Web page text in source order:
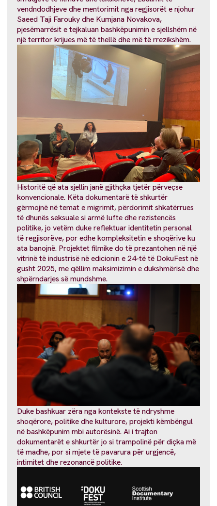
vendndodhjeve dhe mentorimit nga regjisorët e njohur
Saeed Taji Farouky dhe Kumjana Novakova,
pjesëmarrësit e tejkaluan bashkëpunimin e sjellshëm në
një territor krijues më të thellë dhe më të rrezikshëm.
Historitë që ata sjellin janë gjithçka tjetër përveçse
konvencionale. Këta dokumentarë të shkurtër
gërmojnë në temat e migrimit, përdorimit shkatërrues
të dhunës seksuale si armë lufte dhe rezistencës
politike, jo vetëm duke reflektuar identitetin personal
të regjisorëve, por edhe kompleksitetin e shoqërive ku
ata banojnë. Projektet filmike do të prezantohen në një
vitrinë të industrisë në edicionin e 24-të të DokuFest në
gusht 2025, me qëllim maksimizimin e dukshmërisë dhe
shpërndarjes së mundshme.
Duke bashkuar zëra nga kontekste të ndryshme
shoqërore, politike dhe kulturore, projekti këmbëngul
në bashkëpunim mbi autorësinë. Ai i trajton
dokumentarët e shkurtër jo si trampolinë për diçka më
të madhe, por si mjete të pavarura për urgjencë,
intimitet dhe rezonancë politike.